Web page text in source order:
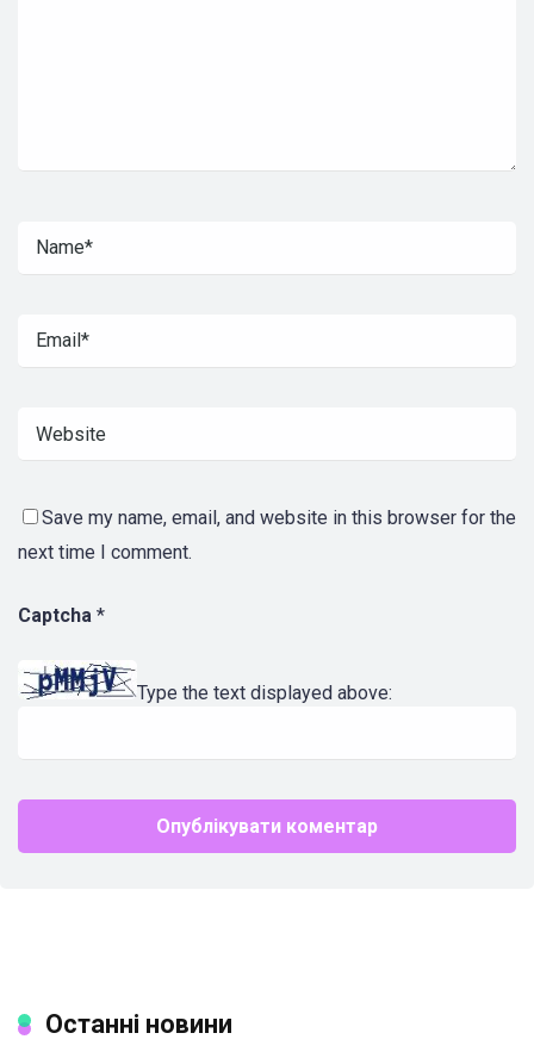
Save my name, email, and website in this browser for the
next time I comment.
Captcha *
Type the text displayed above:
Останні новини